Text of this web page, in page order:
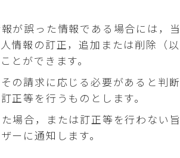
が誤った情報である場合には，当
情報の訂正，追加または削除（以
とができます。
の請求に応じる必要があると判断
正等を行うものとします。
場合，または訂正等を行わない旨
ーに通知します。